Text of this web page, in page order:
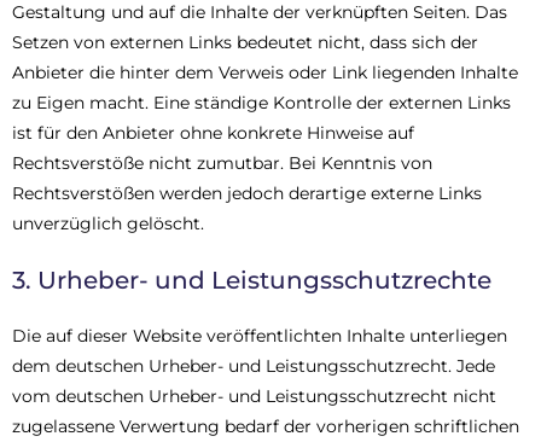
Gestaltung und auf die Inhalte der verknüpften Seiten. Das
Setzen von externen Links bedeutet nicht, dass sich der
Anbieter die hinter dem Verweis oder Link liegenden Inhalte
zu Eigen macht. Eine ständige Kontrolle der externen Links
ist für den Anbieter ohne konkrete Hinweise auf
Rechtsverstöße nicht zumutbar. Bei Kenntnis von
Rechtsverstößen werden jedoch derartige externe Links
unverzüglich gelöscht.
3. Urheber- und Leistungsschutzrechte
Die auf dieser Website veröffentlichten Inhalte unterliegen
dem deutschen Urheber- und Leistungsschutzrecht. Jede
vom deutschen Urheber- und Leistungsschutzrecht nicht
zugelassene Verwertung bedarf der vorherigen schriftlichen